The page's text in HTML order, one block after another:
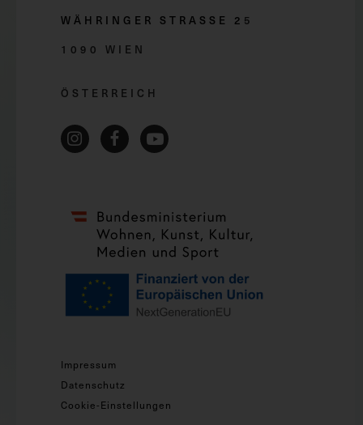
WÄHRINGER STRASSE 2 5
1090 WIEN
ÖSTERREICH
Impressum
Datenschutz
Cookie-Einstellungen